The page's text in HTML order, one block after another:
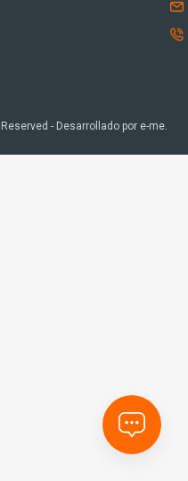
- Desarrollado por e-me.